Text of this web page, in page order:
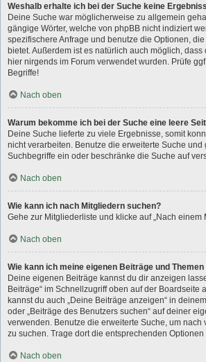
Weshalb erhalte ich bei der Suche keine
Deine Suche war möglicherweise zu allgemein
gängige Wörter, welche von phpBB nicht indiziert
spezifischere Anfrage und benutze die Optionen,
bietet. Außerdem ist es natürlich auch möglich,
hier nirgends im Forum verwendet wurden. Prüfe
Begriffe!
Nach oben
Warum bekomme ich bei der Suche eine leere
Deine Suche lieferte zu viele Ergebnisse, somit
nicht verarbeiten. Benutze die erweiterte Suche und
Suchbegriffe ein oder beschränke die Suche auf
Nach oben
Wie kann ich nach Mitgliedern suchen?
Gehe zur Mitgliederliste und klicke auf „Nach einem
Nach oben
Wie kann ich meine eigenen Beiträge und
Deine eigenen Beiträge kannst du dir anzeigen
Beiträge“ im Schnellzugriff oben auf der Boardseite
kannst du auch „Deine Beiträge anzeigen“ in
oder „Beiträge des Benutzers suchen“ auf deiner
verwenden. Benutze die erweiterte Suche, um nach
zu suchen. Trage dort die entsprechenden
Nach oben